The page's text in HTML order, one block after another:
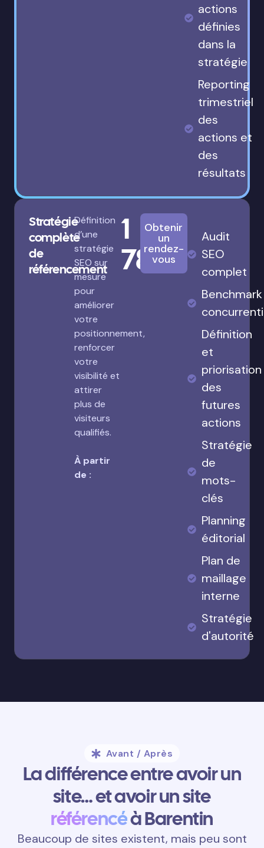
actions
définies
dans la
stratégie
Reporting
trimestriel
des
actions et
des
résultats
Stratégie
complète
de
référencement
Définition
d’une
stratégie
SEO sur
mesure
pour
améliorer
votre
positionnement,
renforcer
votre
visibilité et
attirer
plus de
visiteurs
qualifiés.
À partir
de :
1
780€
Obtenir
un
rendez-
vous
Audit
SEO
complet
Benchmark
Définition
et
priorisation
des
futures
actions
Stratégie
de
mots-
clés
Planning
éditorial
Plan de
maillage
interne
Stratégie
d'autorité
Avant / Après
La différence entre avoir un
site… et avoir un site
référencéà Barentin
Beaucoup de sites existent, mais peu sont